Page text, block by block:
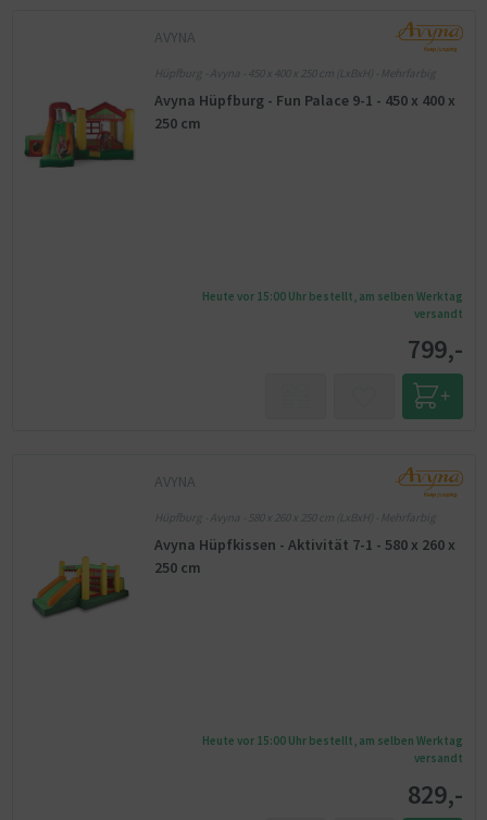
AVYNA
Hüpfburg - Avyna - 450 x 400 x 250 cm (LxBxH) - Mehrfarbig
Avyna Hüpfburg - Fun Palace 9-1 - 450 x 400 x
250 cm
Heute vor 15:00 Uhr bestellt, am selben Werktag
versandt
799,-
AVYNA
Hüpfburg - Avyna - 580 x 260 x 250 cm (LxBxH) - Mehrfarbig
Avyna Hüpfkissen - Aktivität 7-1 - 580 x 260 x
250 cm
Heute vor 15:00 Uhr bestellt, am selben Werktag
versandt
829,-